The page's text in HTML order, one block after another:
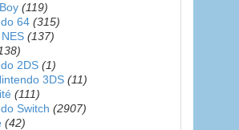
(119)
64 (315)
(137)
2DS (1)
3DS (11)
(111)
Switch (2907)
(42)